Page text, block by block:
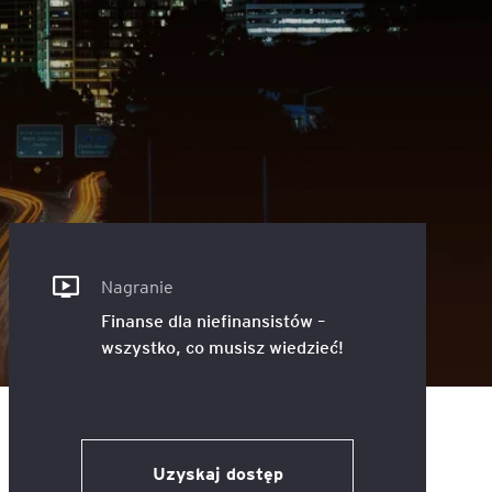
Agile
ACCA - Master’s Degree in
Finance and Accounting - SGH
MSSF w praktyce – studia
podyplomowe
International Finance – studia
podyplomowe
Audyt wewnętrzny – studia
podyplomowe
Administration w Dąbrowie
Accounting Explained:
Nieoczywiste przypadki
Kawa z Ekspertem
Nagranie
Finanse dla niefinansistów –
wszystko, co musisz wiedzieć!
Uzyskaj dostęp